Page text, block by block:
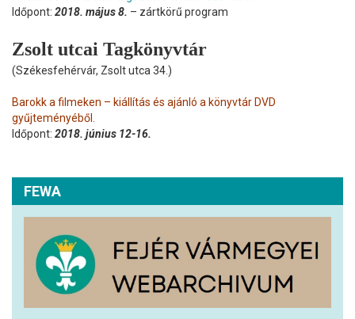
Időpont: 2018. május 8. – zártkörű program
Zsolt utcai Tagkönyvtár
(Székesfehérvár, Zsolt utca 34.)
Barokk a filmeken – kiállítás és ajánló a könyvtár DVD
gyűjteményéből.
Időpont: 2018. június 12-16.
FEWA